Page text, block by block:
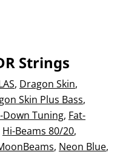
Strings
, Dragon Skin,
Skin Plus Bass,
Down Tuning, Fat-
Hi-Beams 80/20,
, Neon Blue,